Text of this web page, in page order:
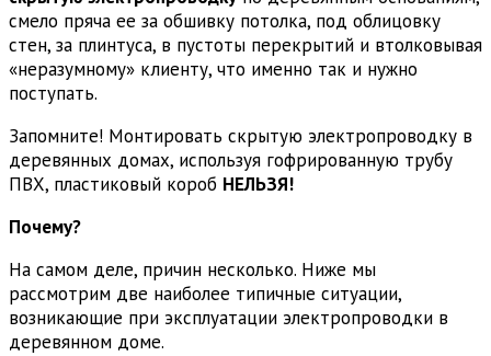
смело пряча ее за обшивку потолка, под облицовку
стен, за плинтуса, в пустоты перекрытий и втолковывая
«неразумному» клиенту, что именно так и нужно
поступать.
Запомните! Монтировать скрытую электропроводку в
деревянных домах, используя гофрированную трубу
ПВХ, пластиковый короб НЕЛЬЗЯ!
Почему?
На самом деле, причин несколько. Ниже мы
рассмотрим две наиболее типичные ситуации,
возникающие при эксплуатации электропроводки в
деревянном доме.